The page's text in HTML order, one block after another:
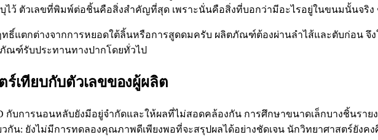
ว้ ตัวเลขที่พิมพ์ต่อชิ้นคือสิ่งสำคัญที่สุด เพราะนั่นคือสิ่งที่บอกว่ามีอะไรอยู่ในขนมนั้นจริง
ธิ์แตกต่างจากการหยอดใต้ลิ้นหรือการสูดดมครับ ผลิตภัณฑ์ต้องผ่านลำไส้และตับก่อน จึง
ณฑ์รับประทานทางปากโดยทั่วไป
เทียบกับตัวเลขของผู้ผลิต
บการนอนหลับยังมีอยู่จำกัดและให้ผลที่ไม่สอดคล้องกัน การศึกษาขนาดเล็กบางชิ้นราย
น: ยังไม่มีการทดลองคุณภาพดีเพียงพอที่จะสรุปผลได้อย่างชัดเจน นักวิทยาศาสตร์ยังคง